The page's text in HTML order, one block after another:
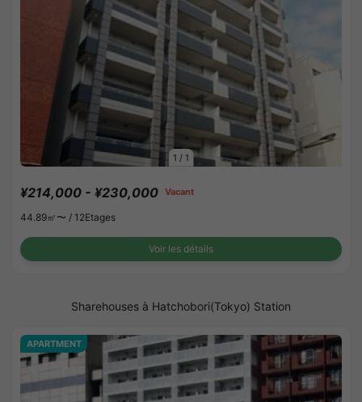
1 / 1
¥214,000 - ¥230,000 Vacant
44.89㎡〜 / 12Etages
Voir les détails
Sharehouses à Hatchobori(Tokyo) Station
APARTMENT